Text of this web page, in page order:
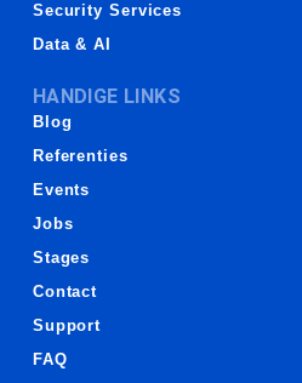
Security Services
Data & AI
HANDIGE LINKS
Blog
Referenties
Events
Jobs
Stages
Contact
Support
FAQ